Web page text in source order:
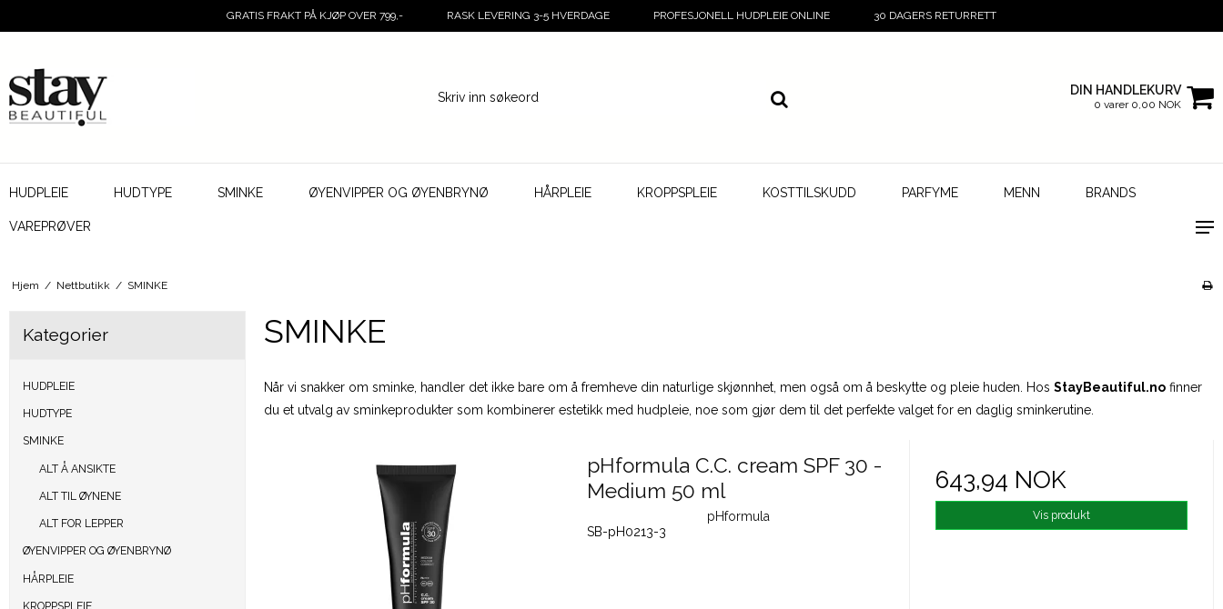
GRATIS FRAKT PÅ KJØP OVER 799,- RASK LEVERING 3-5 HVERDAGE PROFESJONELL HUDPLEIE ONLINE 30 DAGERS RETURRETT
DIN HANDLEKURV
0 varer 0,00 NOK
HUDPLEIE HUDTYPE SMINKE ØYENVIPPER OG ØYENBRYNØ HÅRPLEIE KROPPSPLEIE KOSTTILSKUDD PARFYME MENN BRANDS
VAREPRØVER
Hjem / Nettbutikk / SMINKE
Kategorier
HUDPLEIE
HUDTYPE
SMINKE
ALT Å ANSIKTE
ALT TIL ØYNENE
ALT FOR LEPPER
ØYENVIPPER OG ØYENBRYNØ
HÅRPLEIE
KROPPSPLEIE
SMINKE
Når vi snakker om sminke, handler det ikke bare om å fremheve din naturlige skjønnhet, men også om å beskytte og pleie huden. Hos StayBeautiful.nofinner
du et utvalg av sminkeprodukter som kombinerer estetikk med hudpleie, noe som gjør dem til det perfekte valget for en daglig sminkerutine.
pHformula C.C. cream SPF 30 -
Medium 50 ml
pHformula
SB-pH0213-3
643,94 NOK
Vis produkt